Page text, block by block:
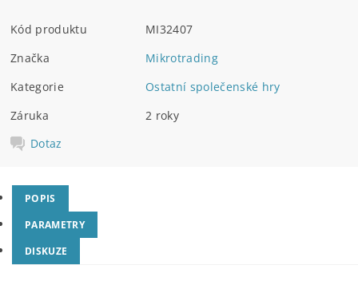
Kód produktu
MI32407
Značka
Mikrotrading
Kategorie
Ostatní společenské hry
Záruka
2 roky
Dotaz
POPIS
PARAMETRY
DISKUZE